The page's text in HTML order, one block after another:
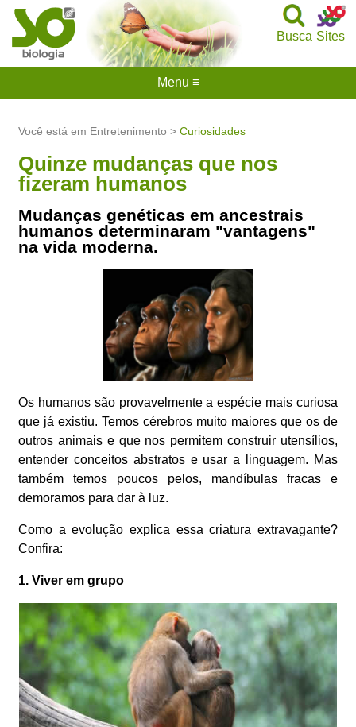
Sites
Busca
Você está em Entretenimento >Curiosidades
Quinze mudanças que nos
fizeram humanos
Mudanças genéticas em ancestrais
humanos determinaram "vantagens"
na vida moderna.
Os humanos são provavelmente a espécie mais curiosa
que já existiu. Temos cérebros muito maiores que os de
outros animais e que nos permitem construir utensílios,
entender conceitos abstratos e usar a linguagem. Mas
também temos poucos pelos, mandíbulas fracas e
demoramos para dar à luz.
Como a evolução explica essa criatura extravagante?
Confira:
1. Viver em grupo